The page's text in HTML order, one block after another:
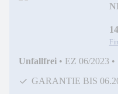
Unfallfrei • EZ 06/2023 •
GARANTIE BIS